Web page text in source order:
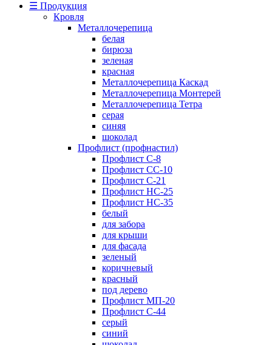
☰ Продукция
Кровля
Металлочерепица
белая
бирюза
зеленая
красная
Металлочерепица Каскад
Металлочерепица Монтерей
Металлочерепица Тетра
серая
синяя
шоколад
Профлист (профнастил)
Профлист С-8
Профлист СС-10
Профлист C-21
Профлист НС-25
Профлист НС-35
белый
для забора
для крыши
для фасада
зеленый
коричневый
красный
под дерево
Профлист МП-20
Профлист С-44
серый
синий